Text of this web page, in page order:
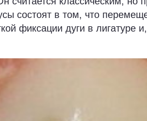
состоят в том, что
фиксации дуги в лигатуре